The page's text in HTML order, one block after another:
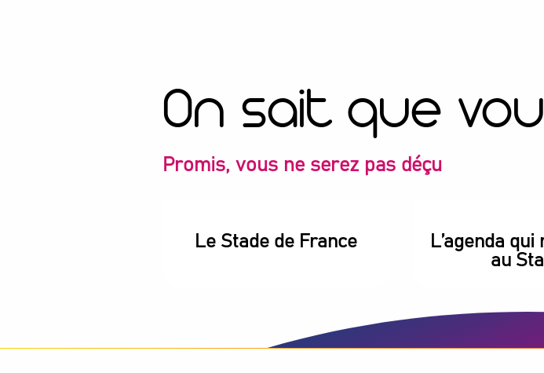
On sait que
Promis, vous ne serez pas déçu
Le Stade de France
L’agenda
au